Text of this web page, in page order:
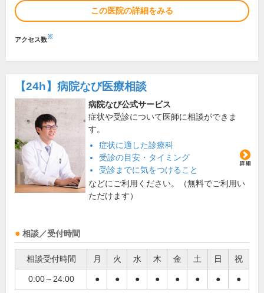
この医院の詳細をみる
アクセス数※
【24h】 病院なび医療相談
病院なび公式サービス
症状や受診について医師に相談ができま
す。
症状に適した診療科
受診の目安・タイミング
受診までに気をつけること
などにご利用ください。（無料でご利用い
ただけます）
相談／受付時間
相談受付時間 月 火 水 木 金 土 日 祝
0:00～24:00 ● ● ● ● ● ● ● ●